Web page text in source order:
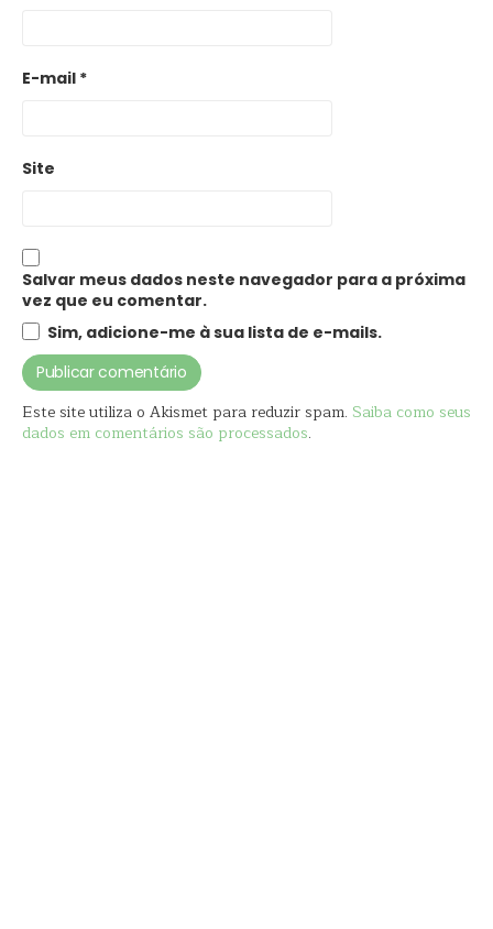
E-mail *
Site
Salvar meus dados neste navegador para a próxima
vez que eu comentar.
Sim, adicione-me à sua lista de e-mails.
Este site utiliza o Akismet para reduzir spam. Saiba como seus
dados em comentários são processados.